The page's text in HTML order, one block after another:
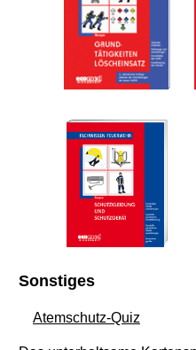
Sonstiges
Atemschutz-Quiz